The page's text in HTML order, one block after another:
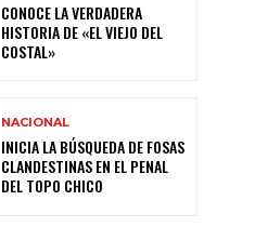
CONOCE LA VERDADERA
HISTORIA DE «EL VIEJO DEL
COSTAL»
NACIONAL
INICIA LA BÚSQUEDA DE FOSAS
CLANDESTINAS EN EL PENAL
DEL TOPO CHICO